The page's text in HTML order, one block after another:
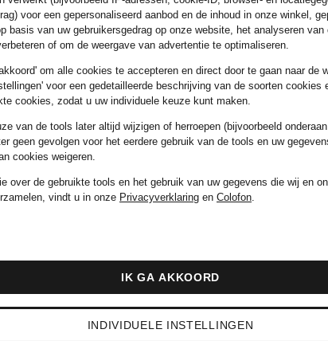
Beste prijs:€ 229,49
Oorspronkelijk:
€ 399,99
voor een gepersonaliseerd aanbod en de inhoud in onze winkel,
basis van uw gebruikersgedrag op onze website, het analyseren van
of om de weergave van advertentie te optimaliseren.
om alle cookies te accepteren en direct door te gaan naar de
voor een gedetailleerde beschrijving van de soorten cookies
cookies, zodat u uw individuele keuze kunt maken.
van de tools later altijd wijzigen of herroepen (bijvoorbeeld
geen gevolgen voor het eerdere gebruik van de tools en uw
cookies weigeren.
over de gebruikte tools en het gebruik van uw gegevens die wij en
vindt u in onze Privacyverklaring en Colofon.
INDIVIDUELE INSTELLINGEN
IK GA AKKOORD